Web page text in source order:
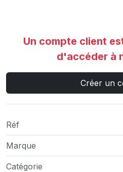
Un compte client
d'accéder à
Créer un
Réf
Marque
Catégorie